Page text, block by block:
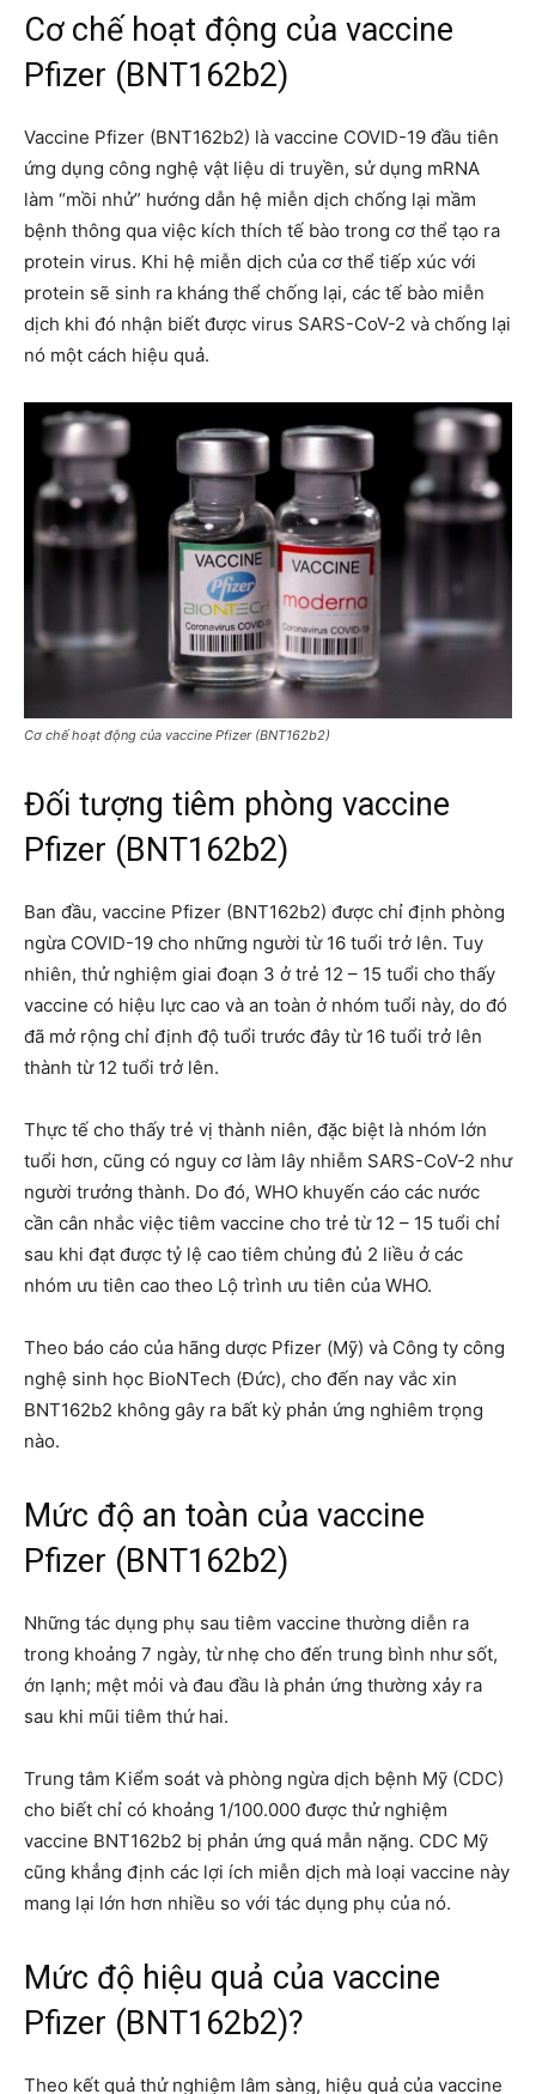
Cơ chế hoạt động của vaccine
Pfizer (BNT162b2)
Vaccine Pfizer (BNT162b2) là vaccine COVID-19 đầu tiên
ứng dụng công nghệ vật liệu di truyền, sử dụng mRNA
làm “mồi nhử” hướng dẫn hệ miễn dịch chống lại mầm
bệnh thông qua việc kích thích tế bào trong cơ thể tạo ra
protein virus. Khi hệ miễn dịch của cơ thể tiếp xúc với
protein sẽ sinh ra kháng thể chống lại, các tế bào miễn
dịch khi đó nhận biết được virus SARS-CoV-2 và chống lại
nó một cách hiệu quả.
Cơ chế hoạt động của vaccine Pfizer (BNT162b2)
Đối tượng tiêm phòng vaccine
Pfizer (BNT162b2)
Ban đầu, vaccine Pfizer (BNT162b2) được chỉ định phòng
ngừa COVID-19 cho những người từ 16 tuổi trở lên. Tuy
nhiên, thử nghiệm giai đoạn 3 ở trẻ 12 – 15 tuổi cho thấy
vaccine có hiệu lực cao và an toàn ở nhóm tuổi này, do đó
đã mở rộng chỉ định độ tuổi trước đây từ 16 tuổi trở lên
thành từ 12 tuổi trở lên.
Thực tế cho thấy trẻ vị thành niên, đặc biệt là nhóm lớn
tuổi hơn, cũng có nguy cơ làm lây nhiễm SARS-CoV-2 như
người trưởng thành. Do đó, WHO khuyến cáo các nước
cần cân nhắc việc tiêm vaccine cho trẻ từ 12 – 15 tuổi chỉ
sau khi đạt được tỷ lệ cao tiêm chủng đủ 2 liều ở các
nhóm ưu tiên cao theo Lộ trình ưu tiên của WHO.
Theo báo cáo của hãng dược Pfizer (Mỹ) và Công ty công
nghệ sinh học BioNTech (Đức), cho đến nay vắc xin
BNT162b2 không gây ra bất kỳ phản ứng nghiêm trọng
nào.
Mức độ an toàn của vaccine
Pfizer (BNT162b2)
Những tác dụng phụ sau tiêm vaccine thường diễn ra
trong khoảng 7 ngày, từ nhẹ cho đến trung bình như sốt,
ớn lạnh; mệt mỏi và đau đầu là phản ứng thường xảy ra
sau khi mũi tiêm thứ hai.
Trung tâm Kiểm soát và phòng ngừa dịch bệnh Mỹ (CDC)
cho biết chỉ có khoảng 1/100.000 được thử nghiệm
vaccine BNT162b2 bị phản ứng quá mẫn nặng. CDC Mỹ
cũng khẳng định các lợi ích miễn dịch mà loại vaccine này
mang lại lớn hơn nhiều so với tác dụng phụ của nó.
Mức độ hiệu quả của vaccine
Pfizer (BNT162b2)?
Theo kết quả thử nghiệm lâm sàng, hiệu quả của vaccine